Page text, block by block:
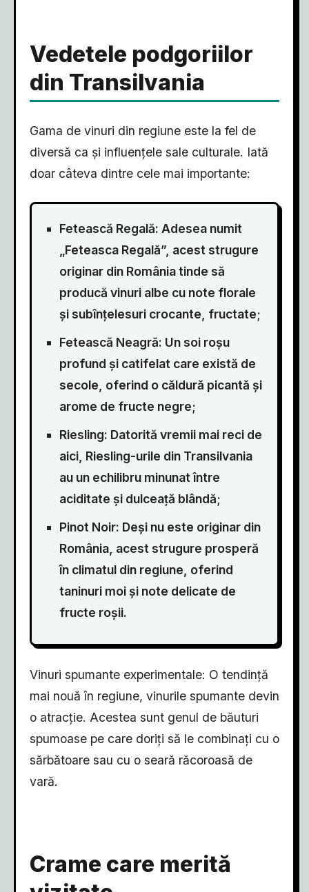
Vedetele podgoriilor
din Transilvania
Gama de vinuri din regiune este la fel de
diversă ca și influențele sale culturale. Iată
doar câteva dintre cele mai importante:
Fetească Regală: Adesea numit
„Feteasca Regală”, acest strugure
originar din România tinde să
producă vinuri albe cu note florale
și subînțelesuri crocante, fructate;
Fetească Neagră: Un soi roșu
profund și catifelat care există de
secole, oferind o căldură picantă și
arome de fructe negre;
Riesling: Datorită vremii mai reci de
aici, Riesling-urile din Transilvania
au un echilibru minunat între
aciditate și dulceață blândă;
Pinot Noir: Deși nu este originar din
România, acest strugure prosperă
în climatul din regiune, oferind
taninuri moi și note delicate de
fructe roșii.
Vinuri spumante experimentale: O tendință
mai nouă în regiune, vinurile spumante devin
o atracție. Acestea sunt genul de băuturi
spumoase pe care doriți să le combinați cu o
sărbătoare sau cu o seară răcoroasă de
vară.
Crame care merită